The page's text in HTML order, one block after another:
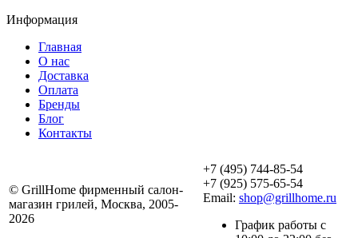
Информация
Главная
О нас
Доставка
Оплата
Бренды
Блог
Контакты
© GrillHome фирменный салон-
магазин грилей, Москва, 2005-
2026
+7 (495) 744-85-54
+7 (925) 575-65-54
Email: shop@grillhome.ru
График работы с